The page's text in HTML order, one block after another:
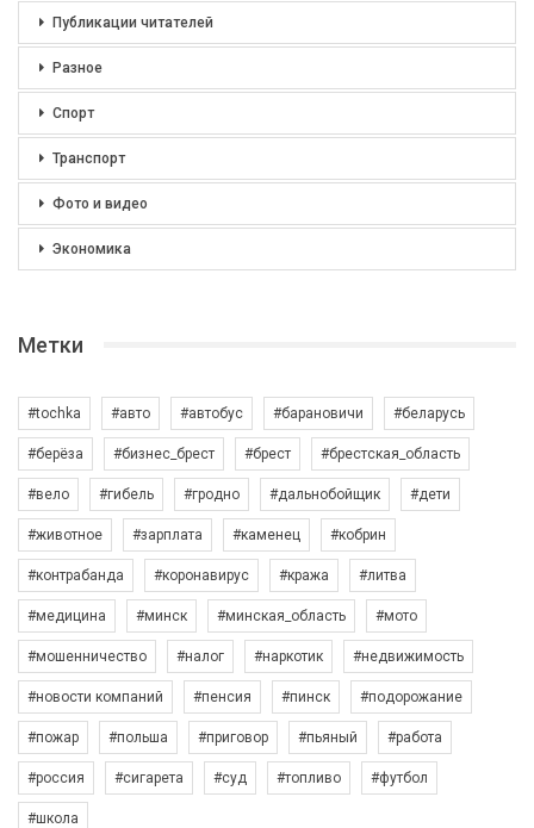
Публикации читателей
Разное
Спорт
Транспорт
Фото и видео
Экономика
Метки
#tochka #авто #автобус #барановичи #беларусь
#берёза #бизнес_брест #брест #брестская_область
#вело #гибель #гродно #дальнобойщик #дети
#животное #зарплата #каменец #кобрин
#контрабанда #коронавирус #кража #литва
#медицина #минск #минская_область #мото
#мошенничество #налог #наркотик #недвижимость
#новости компаний #пенсия #пинск #подорожание
#пожар #польша #приговор #пьяный #работа
#россия #сигарета #суд #топливо #футбол
#школа